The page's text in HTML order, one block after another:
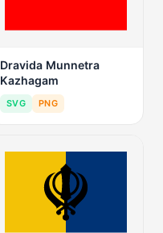
Dravida Munnetra
Kazhagam
SVG PNG